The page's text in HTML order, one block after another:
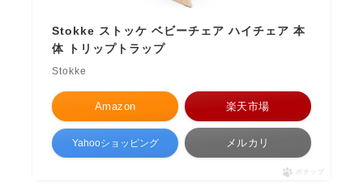
Stokke ストッケ ベビーチェア ハイチェア 本
体 トリップトラップ
Stokke
Amazon 楽天市場
Yahooショッピング メルカリ
ポチップ